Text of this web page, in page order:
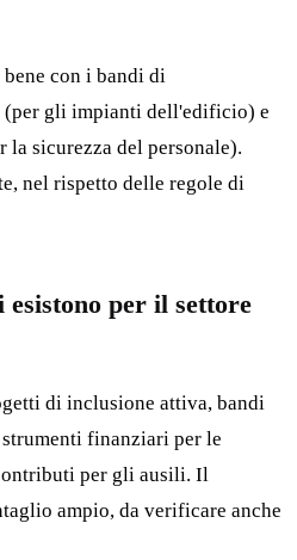
con i bandi di
(per gli impianti dell'edificio) e
sicurezza del personale).
nel rispetto delle regole di
per il settore
di inclusione attiva, bandi
finanziari per le
per gli ausili. Il
ampio, da verificare anche